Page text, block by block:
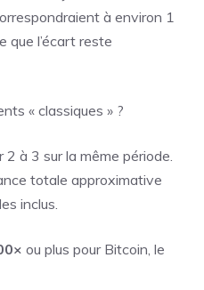
à environ 1
l’écart reste
« classiques » ?
2 à 3 sur la même période.
totale approximative
inclus.
ou plus pour Bitcoin, le